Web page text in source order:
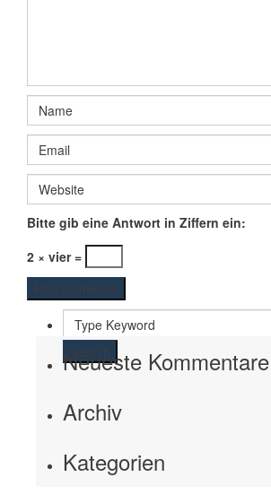
Bitte gib eine Antwort in Ziffern ein:
2 × vier =
Search
Neueste Kommentare
Archiv
Kategorien